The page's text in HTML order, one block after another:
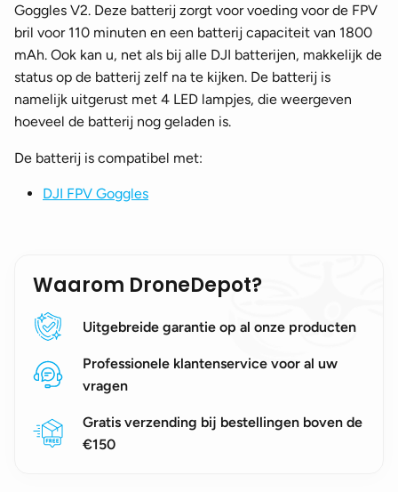
Goggles V2. Deze batterij zorgt voor voeding voor de FPV
bril voor 110 minuten en een batterij capaciteit van 1800
mAh. Ook kan u, net als bij alle DJI batterijen, makkelijk de
status op de batterij zelf na te kijken. De batterij is
namelijk uitgerust met 4 LED lampjes, die weergeven
hoeveel de batterij nog geladen is.
De batterij is compatibel met:
DJI FPV Goggles
Waarom DroneDepot?
Uitgebreide garantie op al onze producten
Professionele klantenservice voor al uw
vragen
Gratis verzending bij bestellingen boven de
€150